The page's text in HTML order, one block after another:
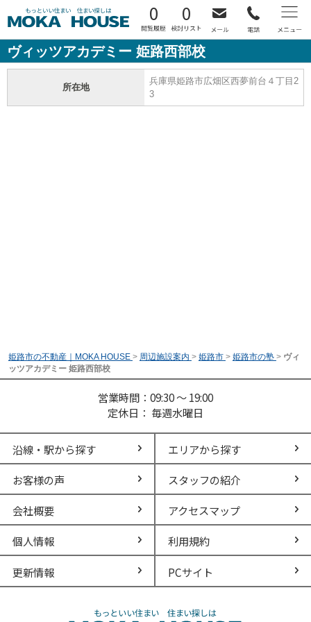
0 0
ヴィッツアカデミー 姫路西部校
所在地
兵庫県姫路市広畑区西夢前台４丁目2
3
姫路市の不動産｜MOKA HOUSE > 周辺施設案内 > 姫路市 > 姫路市の塾 > ヴィ
ッツアカデミー 姫路西部校
営業時間：09:30 ～ 19:00
定休日： 毎週水曜日
沿線・駅から探す エリアから探す
お客様の声 スタッフの紹介
会社概要 アクセスマップ
個人情報 利用規約
更新情報 PCサイト